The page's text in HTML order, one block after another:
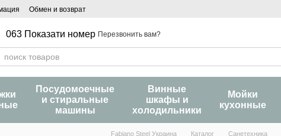
Обмен и возврат
063 Показати номер Перезвонить вам?
Посудомоечные
и стиральные
машины
Винные
шкафы и
холодильники
Мойки
кухонные
Fabiano Steel Украина Каталог Санетехника